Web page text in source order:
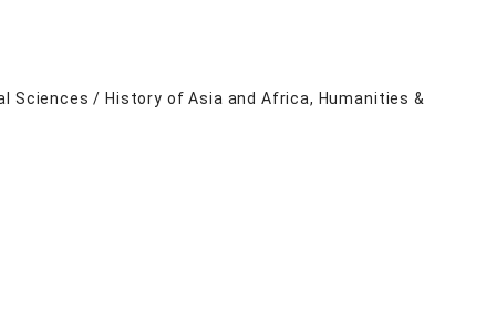
Sciences / History of Asia and Africa, Humanities &